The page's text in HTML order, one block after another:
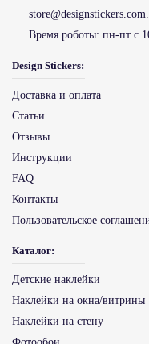
Время роботы: пн-пт с
Design Stickers:
Доставка и оплата
Статьи
Отзывы
Инструкции
FAQ
Контакты
Пользовательское
Каталог:
Детские наклейки
Наклейки на окна/витрины
Наклейки на стену